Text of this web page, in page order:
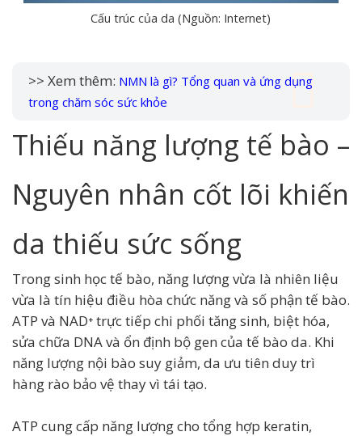
Cấu trúc của da (Nguồn: Internet)
>> Xem thêm: NMN là gì? Tổng quan và ứng dụng
trong chăm sóc sức khỏe
Thiếu năng lượng tế bào –
Nguyên nhân cốt lõi khiến
da thiếu sức sống
Trong sinh học tế bào, năng lượng vừa là nhiên liệu
vừa là tín hiệu điều hòa chức năng và số phận tế bào.
ATP và NAD⁺ trực tiếp chi phối tăng sinh, biệt hóa,
sửa chữa DNA và ổn định bộ gen của tế bào da. Khi
năng lượng nội bào suy giảm, da ưu tiên duy trì
hàng rào bảo vệ thay vì tái tạo.
ATP cung cấp năng lượng cho tổng hợp keratin,